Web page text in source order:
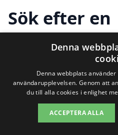
Sök efter en
fasadtvätt i
städer nära
Att hitta rätt hjälp för
Denna
Denna webbplats
användarupplevelsen. Genom att
du till alla cookies i enlighet
ACCEPTERA ALLA